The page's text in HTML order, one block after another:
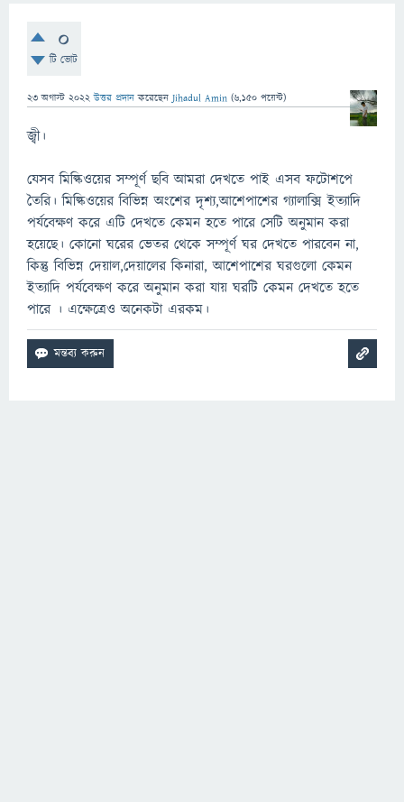
0
টি ভোট
23 অগাস্ট 2022 উত্তর প্রদান করেছেনJihadul Amin (6,150 পয়েন্ট)
জ্বী।
যেসব মিল্কিওয়ের সম্পূর্ণ ছবি আমরা দেখতে পাই এসব ফটোশপে
তৈরি। মিল্কিওয়ের বিভিন্ন অংশের দৃশ্য,আশেপাশের গ্যালাক্সি ইত্যাদি
পর্যবেক্ষণ করে এটি দেখতে কেমন হতে পারে সেটি অনুমান করা
হয়েছে। কোনো ঘরের ভেতর থেকে সম্পূর্ণ ঘর দেখতে পারবেন না,
কিন্তু বিভিন্ন দেয়াল,দেয়ালের কিনারা, আশেপাশের ঘরগুলো কেমন
ইত্যাদি পর্যবেক্ষণ করে অনুমান করা যায় ঘরটি কেমন দেখতে হতে
পারে । এক্ষেত্রেও অনেকটা এরকম।